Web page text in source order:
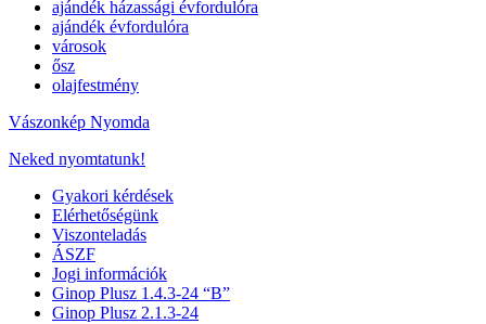
ajándék házassági évfordulóra
ajándék évfordulóra
városok
ősz
olajfestmény
Vászonkép Nyomda
Neked nyomtatunk!
Gyakori kérdések
Elérhetőségünk
Viszonteladás
ÁSZF
Jogi információk
Ginop Plusz 1.4.3-24 “B”
Ginop Plusz 2.1.3-24